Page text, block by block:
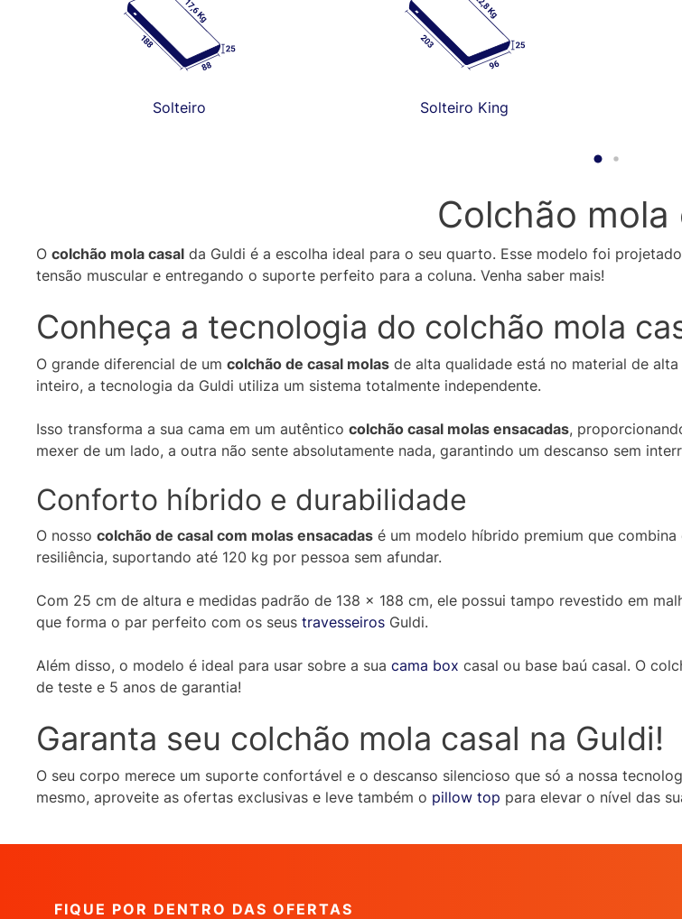
Solteiro Solteiro King
Colchão mola
O colchão mola casal da Guldi é a escolha ideal para o seu quarto. Esse modelo foi
tensão muscular e entregando o suporte perfeito para a coluna. Venha saber mais!
Conheça a tecnologia do colchão mola
O grande diferencial de um colchão de casal molas de alta qualidade está no material de
inteiro, a tecnologia da Guldi utiliza um sistema totalmente independente.
Isso transforma a sua cama em um autêntico colchão casal molas ensacadas,
mexer de um lado, a outra não sente absolutamente nada, garantindo um descanso sem
Conforto híbrido e durabilidade
O nosso colchão de casal com molas ensacadas é um modelo híbrido premium que
resiliência, suportando até 120 kg por pessoa sem afundar.
Com 25 cm de altura e medidas padrão de 138 x 188 cm, ele possui tampo revestido em
que forma o par perfeito com os seus travesseiros Guldi.
Além disso, o modelo é ideal para usar sobre a sua cama box casal ou base baú casal. O
de teste e 5 anos de garantia!
Garanta seu colchão mola casal na Guldi!
O seu corpo merece um suporte confortável e o descanso silencioso que só a nossa
mesmo, aproveite as ofertas exclusivas e leve também o pillow top para elevar o nível das
FIQUE POR DENTRO DAS OFERTAS